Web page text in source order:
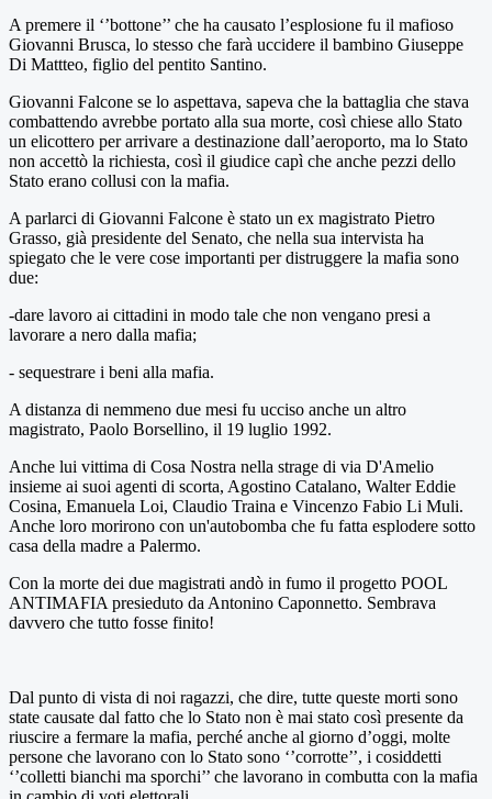
A premere il ‘’bottone’’ che ha causato l’esplosione fu il mafioso
Giovanni Brusca, lo stesso che farà uccidere il bambino Giuseppe
Di Mattteo, figlio del pentito Santino.
Giovanni Falcone se lo aspettava, sapeva che la battaglia che stava
combattendo avrebbe portato alla sua morte, così chiese allo Stato
un elicottero per arrivare a destinazione dall’aeroporto, ma lo Stato
non accettò la richiesta, così il giudice capì che anche pezzi dello
Stato erano collusi con la mafia.
A parlarci di Giovanni Falcone è stato un ex magistrato Pietro
Grasso, già presidente del Senato, che nella sua intervista ha
spiegato che le vere cose importanti per distruggere la mafia sono
due:
-dare lavoro ai cittadini in modo tale che non vengano presi a
lavorare a nero dalla mafia;
- sequestrare i beni alla mafia.
A distanza di nemmeno due mesi fu ucciso anche un altro
magistrato, Paolo Borsellino, il 19 luglio 1992.
Anche lui vittima di Cosa Nostra nella strage di via D'Amelio
insieme ai suoi agenti di scorta, Agostino Catalano, Walter Eddie
Cosina, Emanuela Loi, Claudio Traina e Vincenzo Fabio Li Muli.
Anche loro morirono con un'autobomba che fu fatta esplodere sotto
casa della madre a Palermo.
Con la morte dei due magistrati andò in fumo il progetto POOL
ANTIMAFIA presieduto da Antonino Caponnetto. Sembrava
davvero che tutto fosse finito!
Dal punto di vista di noi ragazzi, che dire, tutte queste morti sono
state causate dal fatto che lo Stato non è mai stato così presente da
riuscire a fermare la mafia, perché anche al giorno d’oggi, molte
persone che lavorano con lo Stato sono ‘’corrotte’’, i cosiddetti
‘’colletti bianchi ma sporchi’’ che lavorano in combutta con la mafia